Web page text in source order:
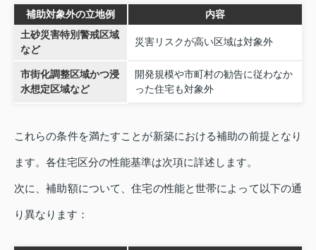
補助対象外の立地例
内容
土砂災害特別警戒区域
など
災害リスクが高い区域は対象外
市街化調整区域かつ浸
水想定区域など
開発規模や市町村の勧告に従わなか
った住宅も対象外
これらの条件を満たすことが新築における補助の前提となり
ます。各住宅区分の性能基準は次項に詳述します。
次に、補助額について、住宅の性能と世帯によって以下の通
り異なります：